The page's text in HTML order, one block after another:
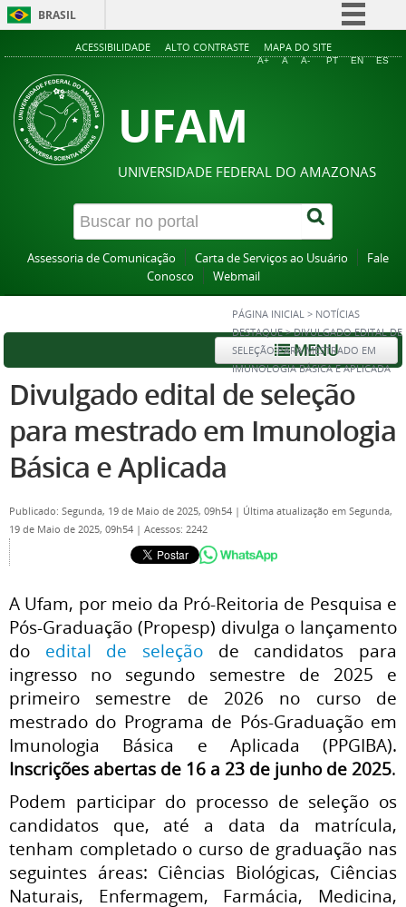
BRASIL
Simplifique!
Acesso à informação
ACESSIBILIDADE ALTO CONTRASTE MAPA DO SITE
A+ A A- PT EN ES
UFAM
UNIVERSIDADE FEDERAL DO AMAZONAS
Assessoria de Comunicação Carta de Serviços ao Usuário
Fale
Conosco
Webmail
PÁGINA INICIAL > NOTÍCIAS
DESTAQUE >DIVULGADO EDITAL DE
SELEÇÃO PARA MESTRADO EM
IMUNOLOGIA BÁSICA E APLICADA
MENU
Divulgado edital de seleção
para mestrado em Imunologia
Básica e Aplicada
Publicado: Segunda, 19 de Maio de 2025, 09h54 | Última atualização em Segunda,
19 de Maio de 2025, 09h54 | Acessos: 2242
A Ufam, por meio da Pró-Reitoria de Pesquisa e
Pós-Graduação (Propesp) divulga o lançamento
do edital de seleção de candidatos para
ingresso no segundo semestre de 2025 e
primeiro semestre de 2026 no curso de
mestrado do Programa de Pós-Graduação em
Imunologia Básica e Aplicada (PPGIBA).
Inscrições abertas de 16 a 23 de junho de 2025.
Podem participar do processo de seleção os
candidatos que, até a data da matrícula,
tenham completado o curso de graduação nas
seguintes áreas: Ciências Biológicas, Ciências
Naturais, Enfermagem, Farmácia, Medicina,